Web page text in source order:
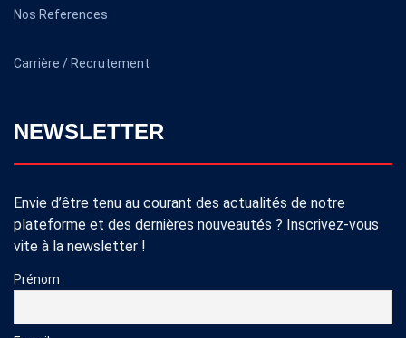
Nos References
Carrière / Recrutement
NEWSLETTER
Envie d’être tenu au courant des actualités de notre
plateforme et des dernières nouveautés ? Inscrivez-vous
vite à la newsletter !
Prénom